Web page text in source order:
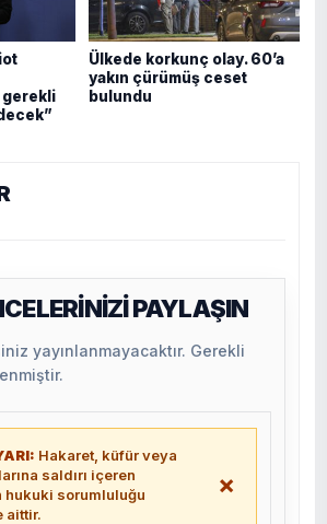
gerekli
Ülkede korkunç olay. 60’a
yakın çürümüş ceset
bulundu
PAYLAŞIN
yayınlanmayacaktır. Gerekli
Hakaret, küfür veya
saldırı içeren
hukuki sorumluluğu
aittir.
×